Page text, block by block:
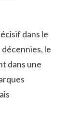
dans le
le
dans une